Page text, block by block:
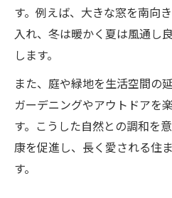
す。例えば、大きな窓を南向
入れ、冬は暖かく夏は風通し
します。
また、庭や緑地を生活空間の
ガーデニングやアウトドアを
す。こうした自然との調和を
康を促進し、長く愛される住
す。